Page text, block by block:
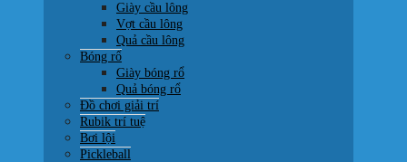
Giày cầu lông
Vợt cầu lông
Quả cầu lông
Bóng rổ
Giày bóng rổ
Quả bóng rổ
Đồ chơi giải trí
Rubik trí tuệ
Bơi lội
Pickleball